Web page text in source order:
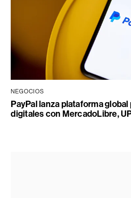
NEGOCIOS
PayPal lanza plataforma
digitales con MercadoLibre,